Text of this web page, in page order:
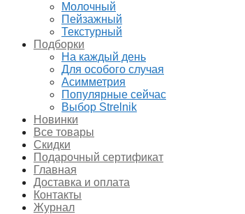
Молочный
Пейзажный
Текстурный
Подборки
На каждый день
Для особого случая
Асимметрия
Популярные сейчас
Выбор Strelnik
Новинки
Все товары
Скидки
Подарочный сертификат
Главная
Доставка и оплата
Контакты
Журнал